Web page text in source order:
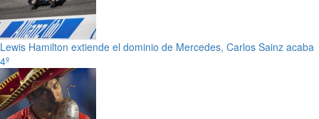
Lewis Hamilton extiende el dominio de Mercedes, Carlos Sainz acaba
4º